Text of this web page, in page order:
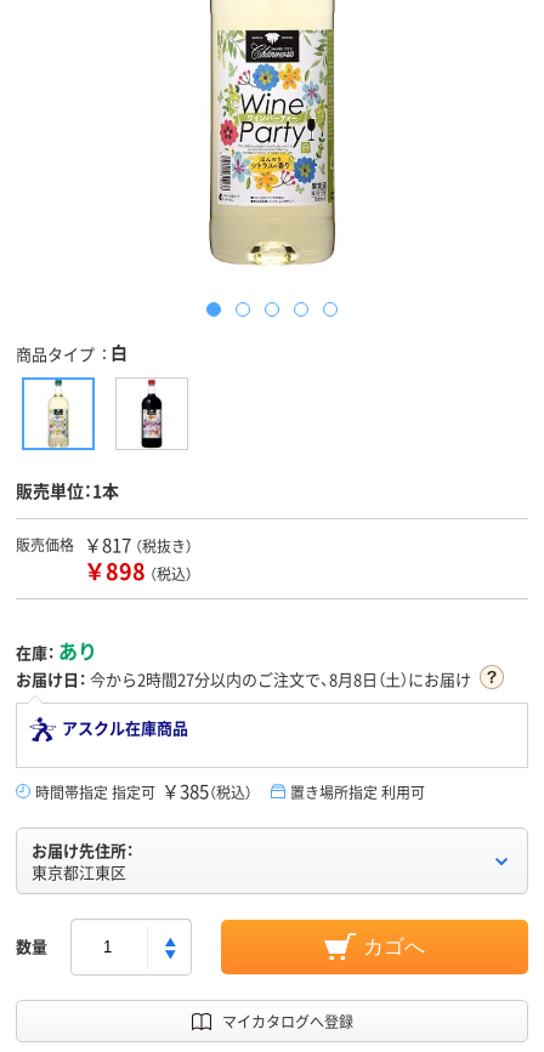
商品タイプ 白
販売単位：1本
販売価格 ￥817 （税抜き）
￥898 （税込）
在庫： あり
お届け日： 今から2時間27分以内のご注文で、8月8日（土）にお届け
アスクル在庫商品
時間帯指定 指定可 ￥385（税込） 置き場所指定 利用可
お届け先住所：
東京都江東区
数量 カゴへ
マイカタログへ登録